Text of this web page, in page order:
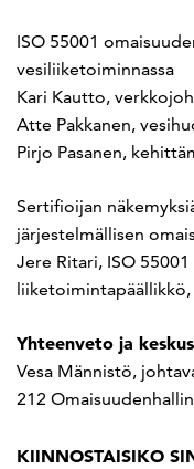
ISO 55001
vesiliiketoiminnassa
Kari Kautto,
Atte Pakkanen,
Pirjo Pasanen,
Sertifioijan
järjestelmällisen
Jere Ritari, ISO
Yhteenveto ja
Vesa Männistö,
212
KIINNOSTAISIKO